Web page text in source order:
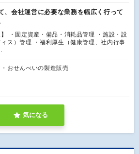
、会社運営に必要な業務を幅広く行って
・固定資産・備品・消耗品管理 ・施設・設
ス）管理 ・福利厚生（健康管理、社内行事
おせんべいの製造販売
気になる